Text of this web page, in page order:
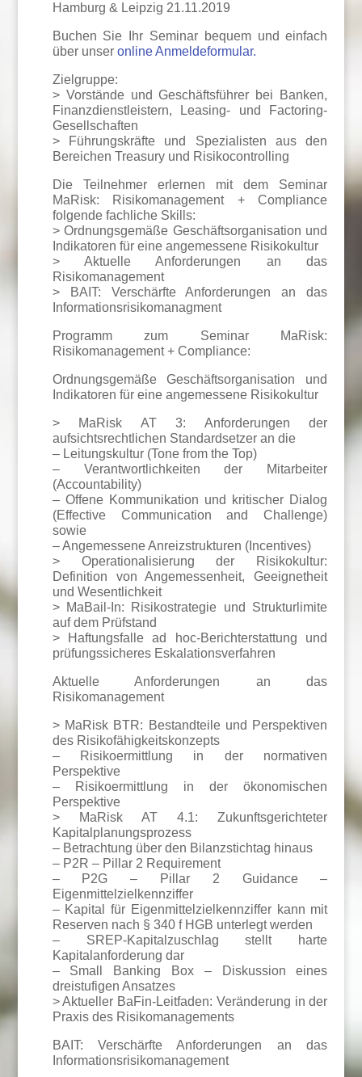
Hamburg & Leipzig 21.11.2019
Buchen Sie Ihr Seminar bequem und einfach
über unser online Anmeldeformular.
Zielgruppe:
> Vorstände und Geschäftsführer bei Banken,
Finanzdienstleistern, Leasing- und Factoring-
Gesellschaften
> Führungskräfte und Spezialisten aus den
Bereichen Treasury und Risikocontrolling
Die Teilnehmer erlernen mit dem Seminar
MaRisk: Risikomanagement + Compliance
folgende fachliche Skills:
> Ordnungsgemäße Geschäftsorganisation und
Indikatoren für eine angemessene Risikokultur
> Aktuelle Anforderungen an das
Risikomanagement
> BAIT: Verschärfte Anforderungen an das
Informationsrisikomanagment
Programm zum Seminar MaRisk:
Risikomanagement + Compliance:
Ordnungsgemäße Geschäftsorganisation und
Indikatoren für eine angemessene Risikokultur
> MaRisk AT 3: Anforderungen der
aufsichtsrechtlichen Standardsetzer an die
– Leitungskultur (Tone from the Top)
– Verantwortlichkeiten der Mitarbeiter
(Accountability)
– Offene Kommunikation und kritischer Dialog
(Effective Communication and Challenge)
sowie
– Angemessene Anreizstrukturen (Incentives)
> Operationalisierung der Risikokultur:
Definition von Angemessenheit, Geeignetheit
und Wesentlichkeit
> MaBail-In: Risikostrategie und Strukturlimite
auf dem Prüfstand
> Haftungsfalle ad hoc-Berichterstattung und
prüfungssicheres Eskalationsverfahren
Aktuelle Anforderungen an das
Risikomanagement
> MaRisk BTR: Bestandteile und Perspektiven
des Risikofähigkeitskonzepts
– Risikoermittlung in der normativen
Perspektive
– Risikoermittlung in der ökonomischen
Perspektive
> MaRisk AT 4.1: Zukunftsgerichteter
Kapitalplanungsprozess
– Betrachtung über den Bilanzstichtag hinaus
– P2R – Pillar 2 Requirement
– P2G – Pillar 2 Guidance –
Eigenmittelzielkennziffer
– Kapital für Eigenmittelzielkennziffer kann mit
Reserven nach § 340 f HGB unterlegt werden
– SREP-Kapitalzuschlag stellt harte
Kapitalanforderung dar
– Small Banking Box – Diskussion eines
dreistufigen Ansatzes
> Aktueller BaFin-Leitfaden: Veränderung in der
Praxis des Risikomanagements
BAIT: Verschärfte Anforderungen an das
Informationsrisikomanagement